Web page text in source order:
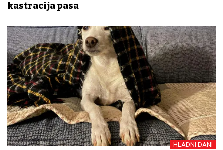
kastracija pasa
HLADNI DANI